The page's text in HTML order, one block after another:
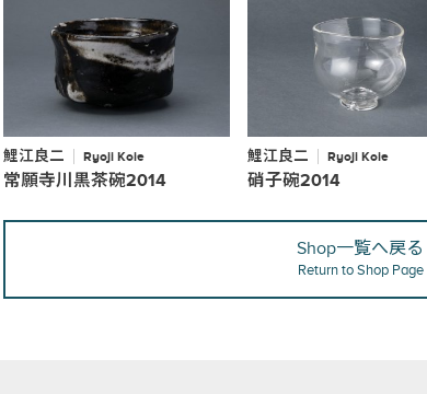
鯉江良二 Ryoji Koie
常願寺川黒茶碗2014
鯉江良二 Ryoji Koie
硝子碗2014
Shop一覧へ戻る
Return to Shop Page